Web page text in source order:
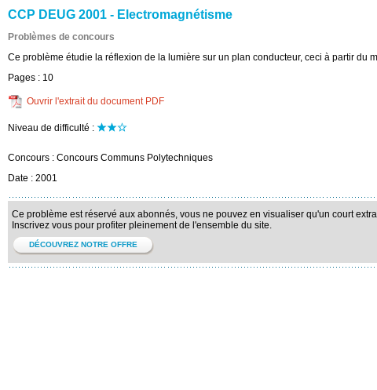
CCP DEUG 2001 - Electromagnétisme
Problèmes de concours
Ce problème étudie la réflexion de la lumière sur un plan conducteur, ceci à partir
Pages : 10
Ouvrir l'extrait du document PDF
Niveau de difficulté :
Concours : Concours Communs Polytechniques
Date : 2001
Ce problème est réservé aux abonnés, vous ne pouvez en visualiser qu'un court
Inscrivez vous pour profiter pleinement de l'ensemble du site.
DÉCOUVREZ NOTRE OFFRE